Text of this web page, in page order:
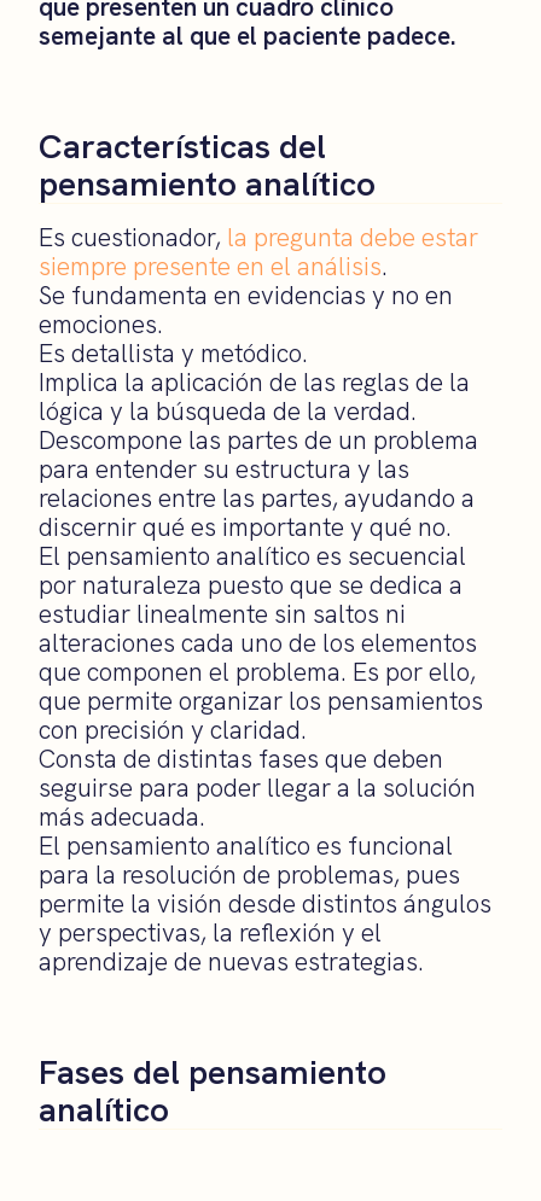
que presenten un cuadro clínico
semejante al que el paciente padece.
Características del
pensamiento analítico
Es cuestionador, la pregunta debe estar
siempre presente en el análisis.
Se fundamenta en evidencias y no en
emociones.
Es detallista y metódico.
Implica la aplicación de las reglas de la
lógica y la búsqueda de la verdad.
Descompone las partes de un problema
para entender su estructura y las
relaciones entre las partes, ayudando a
discernir qué es importante y qué no.
El pensamiento analítico es secuencial
por naturaleza puesto que se dedica a
estudiar linealmente sin saltos ni
alteraciones cada uno de los elementos
que componen el problema. Es por ello,
que permite organizar los pensamientos
con precisión y claridad.
Consta de distintas fases que deben
seguirse para poder llegar a la solución
más adecuada.
El pensamiento analítico es funcional
para la resolución de problemas, pues
permite la visión desde distintos ángulos
y perspectivas, la reflexión y el
aprendizaje de nuevas estrategias.
Fases del pensamiento
analítico